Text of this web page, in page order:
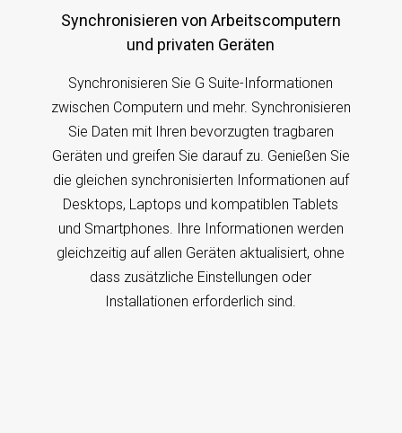
Synchronisieren von Arbeitscomputern
und privaten Geräten
Synchronisieren Sie G Suite-Informationen
zwischen Computern und mehr. Synchronisieren
Sie Daten mit Ihren bevorzugten tragbaren
Geräten und greifen Sie darauf zu. Genießen Sie
die gleichen synchronisierten Informationen auf
Desktops, Laptops und kompatiblen Tablets
und Smartphones. Ihre Informationen werden
gleichzeitig auf allen Geräten aktualisiert, ohne
dass zusätzliche Einstellungen oder
Installationen erforderlich sind.